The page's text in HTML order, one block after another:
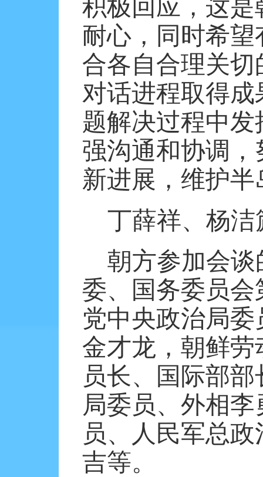
积极回应，这
耐心，同时希
合各自合理关
对话进程取得
题解决过程中
强沟通和协调
新进展，维护
丁薛祥、杨
朝方参加会
委、国务委员
党中央政治局
金才龙，朝鲜
员长、国际部
局委员、外相
员、人民军总
吉等。